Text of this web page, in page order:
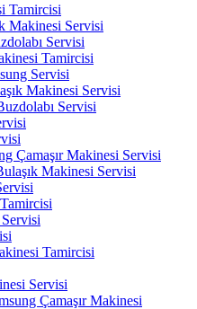
Tamircisi
Makinesi Servisi
Servisi
Tamircisi
Servisi
Makinesi Servisi
Servisi
Çamaşır Makinesi Servisi
Makinesi Servisi
Tamircisi
Servisi
Çamaşır Makinesi